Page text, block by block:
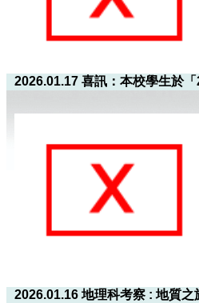
2026.01.17 喜訊：本校學生於
2026.01.16 地理科考察 : 地質